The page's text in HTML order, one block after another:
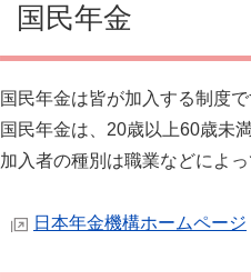
国民年金
国民年金は皆が加入する制度で
国民年金は、20歳以上60歳未
加入者の種別は職業などによ
日本年金機構ホームページ